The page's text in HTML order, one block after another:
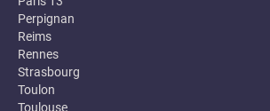
Perpignan
Reims
Rennes
Strasbourg
Toulon
Toulouse